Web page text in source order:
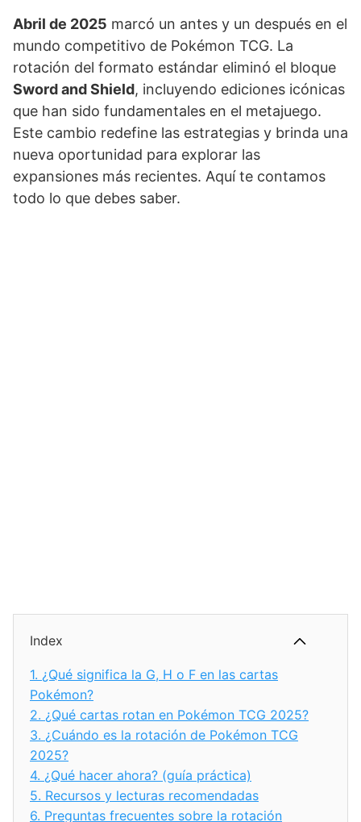
Abril de 2025 marcó un antes y un después en el
mundo competitivo de Pokémon TCG. La
rotación del formato estándar eliminó el bloque
Sword and Shield, incluyendo ediciones icónicas
que han sido fundamentales en el metajuego.
Este cambio redefine las estrategias y brinda una
nueva oportunidad para explorar las
expansiones más recientes. Aquí te contamos
todo lo que debes saber.
Index
1. ¿Qué significa la G, H o F en las cartas
Pokémon?
2. ¿Qué cartas rotan en Pokémon TCG 2025?
3. ¿Cuándo es la rotación de Pokémon TCG
2025?
4. ¿Qué hacer ahora? (guía práctica)
5. Recursos y lecturas recomendadas
6. Preguntas frecuentes sobre la rotación